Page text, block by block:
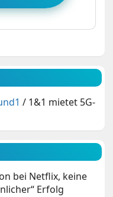
/ 1&1 mietet 5G-
bei Netflix, keine
Erfolg